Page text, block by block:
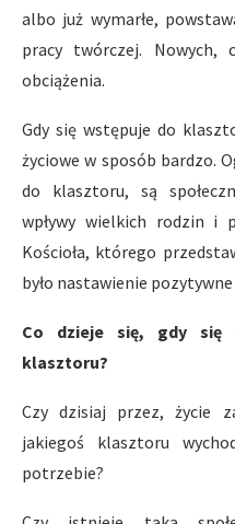
albo już wymarłe,
pracy twórczej. Nowych,
obciążenia.
Gdy się wstępuje do
życiowe w sposób bardzo.
do klasztoru, są
wpływy wielkich rodzin i
Kościoła, którego
było nastawienie pozytywne
Co dzieje się, gdy się
klasztoru?
Czy dzisiaj przez, życie
jakiegoś klasztoru
potrzebie?